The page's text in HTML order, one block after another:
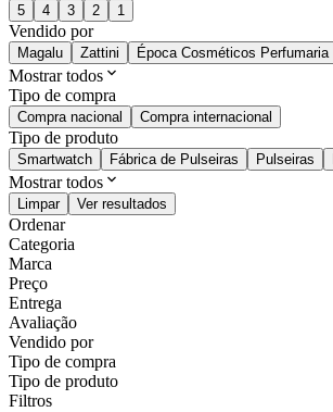
5 4 3 2 1
Vendido por
Magalu Zattini Época Cosméticos Perfumaria
Mostrar todos
Tipo de compra
Compra nacional Compra internacional
Tipo de produto
Smartwatch Fábrica de Pulseiras Pulseiras
Mostrar todos
Limpar Ver resultados
Ordenar
Categoria
Marca
Preço
Entrega
Avaliação
Vendido por
Tipo de compra
Tipo de produto
Filtros